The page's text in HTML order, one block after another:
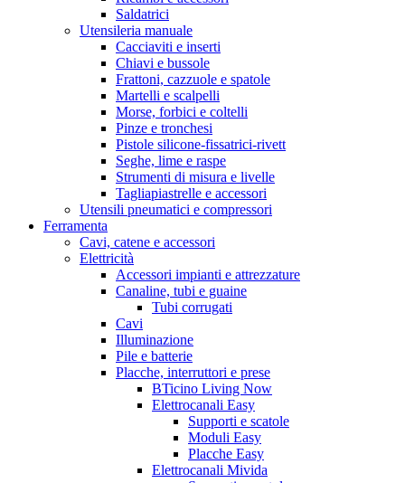
Saldatrici
Utensileria manuale
Cacciaviti e inserti
Chiavi e bussole
Frattoni, cazzuole e spatole
Martelli e scalpelli
Morse, forbici e coltelli
Pinze e tronchesi
Pistole silicone-fissatrici-rivett
Seghe, lime e raspe
Strumenti di misura e livelle
Tagliapiastrelle e accessori
Utensili pneumatici e compressori
Ferramenta
Cavi, catene e accessori
Elettricità
Accessori impianti e attrezzature
Canaline, tubi e guaine
Tubi corrugati
Cavi
Illuminazione
Pile e batterie
Placche, interruttori e prese
BTicino Living Now
Elettrocanali Easy
Supporti e scatole
Moduli Easy
Placche Easy
Elettrocanali Mivida